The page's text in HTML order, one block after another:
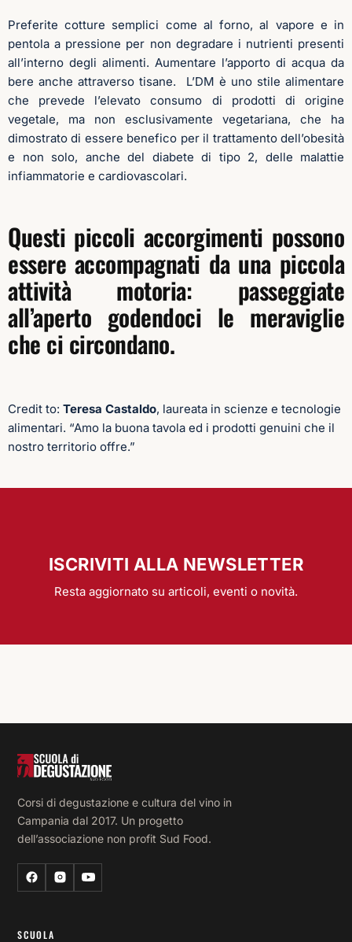
Preferite cotture semplici come al forno, al vapore e in
pentola a pressione per non degradare i nutrienti presenti
all’interno degli alimenti. Aumentare l’apporto di acqua da
bere anche attraverso tisane. L’DM è uno stile alimentare
che prevede l’elevato consumo di prodotti di origine
vegetale, ma non esclusivamente vegetariana, che ha
dimostrato di essere benefico per il trattamento dell’obesità
e non solo, anche del diabete di tipo 2, delle malattie
infiammatorie e cardiovascolari.
Questi piccoli accorgimenti possono
essere accompagnati da una piccola
attività motoria: passeggiate
all’aperto godendoci le meraviglie
che ci circondano.
Credit to: Teresa Castaldo, laureata in scienze e tecnologie
alimentari. “Amo la buona tavola ed i prodotti genuini che il
nostro territorio offre.”
ISCRIVITI ALLA NEWSLETTER
Resta aggiornato su articoli, eventi o novità.
Corsi di degustazione e cultura del vino in
Campania dal 2017. Un progetto
dell’associazione non profit Sud Food.
SCUOLA